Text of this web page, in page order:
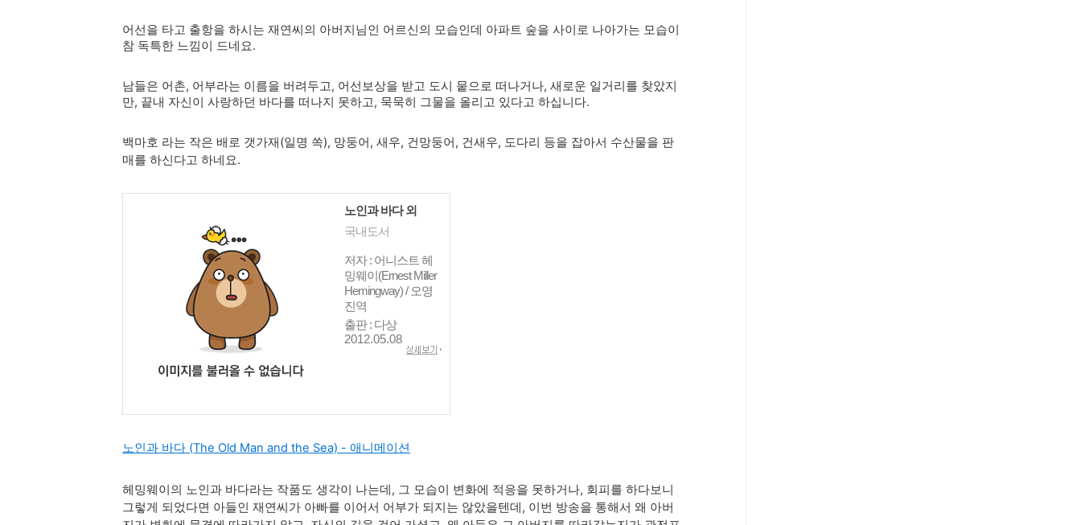
어선을 타고 출항을 하시는 재연씨의 아버지님인 어르신의 모습인데 아파트 숲을 사이로 나아가는 모습이
참 독특한 느낌이 드네요.
남들은 어촌, 어부라는 이름을 버려두고, 어선보상을 받고 도시 뭍으로 떠나거나, 새로운 일거리를 찾았지
만, 끝내 자신이 사랑하던 바다를 떠나지 못하고, 묵묵히 그물을 올리고 있다고 하십니다.
백마호 라는 작은 배로 갯가재(일명 쏙), 망둥어, 새우, 건망둥어, 건새우, 도다리 등을 잡아서 수산물을 판
매를 하신다고 하네요.
노인과 바다 외
국내도서
저자 : 어니스트 헤
밍웨이(Ernest Miller
Hemingway) / 오영
진역
출판 : 다상
2012.05.08
노인과 바다 (The Old Man and the Sea) - 애니메이션
헤밍웨이의 노인과 바다라는 작품도 생각이 나는데, 그 모습이 변화에 적응을 못하거나, 회피를 하다보니
그렇게 되었다면 아들인 재연씨가 아빠를 이어서 어부가 되지는 않았을텐데, 이번 방송을 통해서 왜 아버